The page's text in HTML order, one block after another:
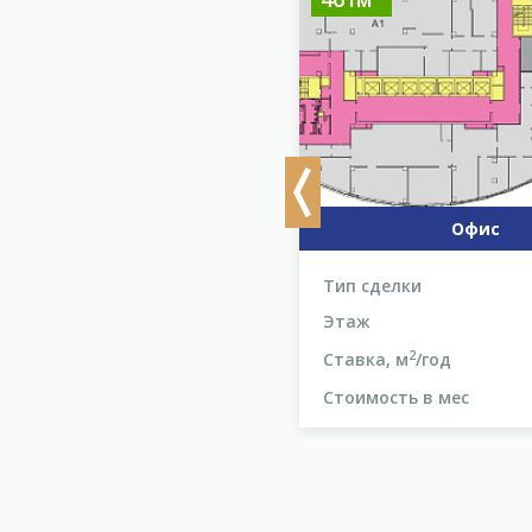
Previous
Офис
Тип сделки
Этаж
Ставка, м2/год
Стоимость в мес